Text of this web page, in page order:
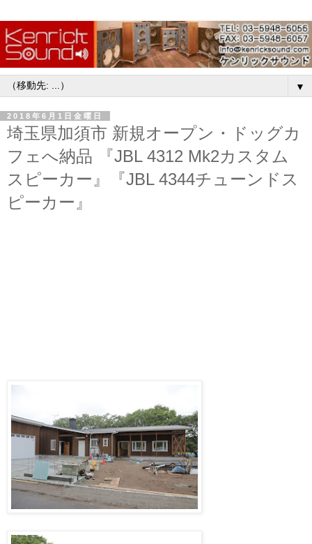
▼
2018年6月1日金曜日
埼玉県加須市 新規オープン・ドッグカ
フェへ納品 『JBL 4312 Mk2カスタム
スピーカー』『JBL 4344チューンドス
ピーカー』